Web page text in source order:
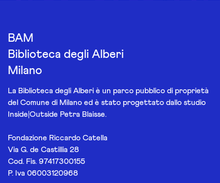
BAM
Biblioteca degli Alberi
Milano
La Biblioteca degli Alberi è un parco pubblico di proprietà
del Comune di Milano ed è stato progettato dallo studio
Inside|Outside Petra Blaisse.
Fondazione Riccardo Catella
Via G. de Castillia 28
Cod. Fis. 97417300155
P. Iva 06003120968